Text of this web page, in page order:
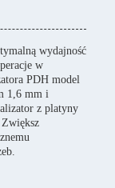
wydajność
w
PDH model
1,6 mm i
z platyny
Zwiększ